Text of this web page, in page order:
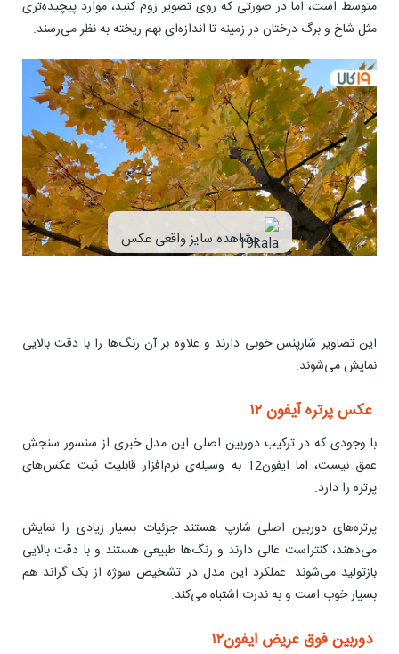
متوسط است، اما در صورتی که روی تصویر زوم کنید، موارد پیچیده‌تری
مثل شاخ و برگ درختان در زمینه تا اندازه‌ای بهم ریخته به ‌نظر می‌رسند.
مشاهده سایز واقعی عکس
این تصاویر شارپنس خوبی دارند و علاوه بر آن رنگ‌ها را با دقت بالایی
نمایش می‌شوند.
عکس پرتره آیفون ۱۲
با وجودی که در ترکیب دوربین اصلی این مدل خبری از سنسور سنجش
عمق نیست، اما ایفون12 به وسیله‌ی نرم‌افزار قابلیت‌ ثبت عکس‌های
پرتره را دارد.
پرتره‌های دوربین اصلی شارپ هستند جزئیات بسیار زیادی را نمایش
می‌دهند، کنتراست عالی دارند و رنگ‌ها طبیعی هستند و با دقت بالایی
بازتولید می‌شوند. عملکرد این مدل در تشخیص سوژه از بک گراند هم
بسیار خوب است و به ندرت اشتباه می‌کند.
دوربین فوق عریض ایفون۱۲